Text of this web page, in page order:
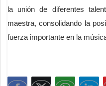
la unión de diferentes
maestra, consolidando la
fuerza importante en la